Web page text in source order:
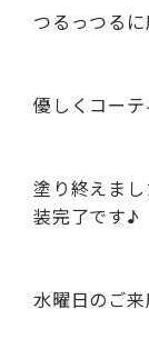
つるっつる
優しくコー
塗り終えま
装完了です♪
水曜日のご